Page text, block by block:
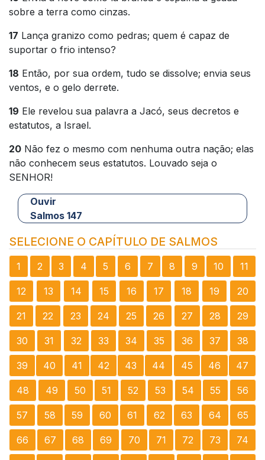
sobre a terra como cinzas.
17 Lança granizo como pedras; quem é capaz de
suportar o frio intenso?
18 Então, por sua ordem, tudo se dissolve; envia seus
ventos, e o gelo derrete.
19 Ele revelou sua palavra a Jacó, seus decretos e
estatutos, a Israel.
20 Não fez o mesmo com nenhuma outra nação; elas
não conhecem seus estatutos. Louvado seja o
SENHOR!
Ouvir
Salmos 147
SELECIONE O CAPÍTULO DE SALMOS
1 2 3 4 5 6 7 8 9 10 11
12 13 14 15 16 17 18 19 20
21 22 23 24 25 26 27 28 29
30 31 32 33 34 35 36 37 38
39 40 41 42 43 44 45 46 47
48 49 50 51 52 53 54 55 56
57 58 59 60 61 62 63 64 65
66 67 68 69 70 71 72 73 74